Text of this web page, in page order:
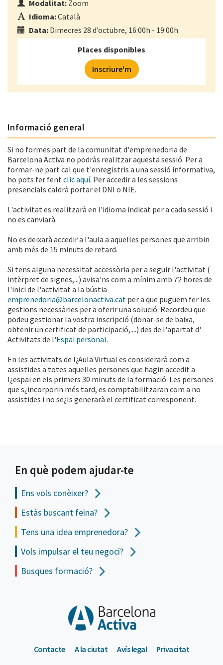
Modalitat: Zoom
Idioma:Català
Data: Dimecres 28 d’octubre, 16:00h - 19:00h
Places disponibles
Inscriure'm
Informació general
Si no formes part de la comunitat d'emprenedoria de
Barcelona Activa no podràs realitzar aquesta sessió. Per a
formar-ne part cal que t'enregistris a una sessió informativa,
ho pots fer fentclic aquí. Per accedir a les sessions
presencials caldrà portar el DNI o NIE.
L'activitat es realitzarà en l'idioma indicat per a cada sessió i
no es canviarà.
No es deixarà accedir a l'aula a aquelles persones que arribin
amb més de 15 minuts de retard.
Si tens alguna necessitat accessòria per a seguir l'activitat (
intèrpret de signes,...) avisa'ns com a mínim amb 72 hores de
l'inici de l'activitat a la bústia
emprenedoria@barcelonactiva.cat per a que puguem fer les
gestions necessàries per a oferir una solució. Recordeu que
podeu gestionar la vostra inscripció (donar-se de baixa,
obtenir un certificat de participació,....) des de l'apartat d'
Activitats de l'Espai personal.
En les activitats de l¿Aula Virtual es considerarà com a
assistides a totes aquelles persones que hagin accedit a
l¿espai en els primers 30 minuts de la formació. Les persones
que s¿incorporin més tard, es comptabilitzaran com a no
assistides i no se¿ls generarà el certificat corresponent.
En què podem ajudar-te
Ens vols conèixer?
Estàs buscant feina?
Tens una idea emprenedora?
Vols impulsar el teu negoci?
Busques formació?
Contacte A la ciutat Avís legal Privacitat